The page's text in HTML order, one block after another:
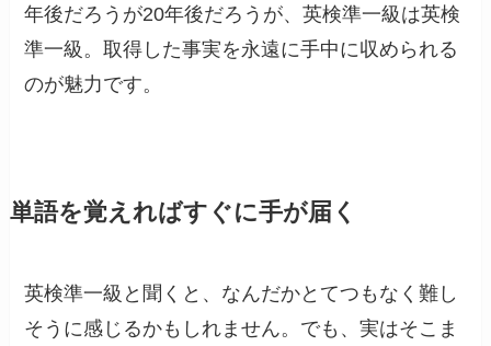
年後だろうが20年後だろうが、英検準一級は英検
準一級。取得した事実を永遠に手中に収められる
のが魅力です。
単語を覚えればすぐに手が届く
英検準一級と聞くと、なんだかとてつもなく難し
そうに感じるかもしれません。でも、実はそこま